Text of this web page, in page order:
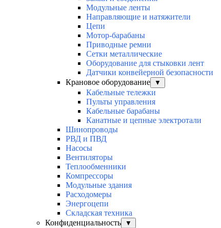
Модульные ленты
Направляющие и натяжители
Цепи
Мотор-барабаны
Приводные ремни
Сетки металлические
Оборудование для стыковки лент
Датчики конвейерной безопасности
Крановое оборудование
▼
Кабельные тележки
Пульты управления
Кабельные барабаны
Канатные и цепные электротали
Шинопроводы
РВД и ПВД
Насосы
Вентиляторы
Теплообменники
Компрессоры
Модульные здания
Расходомеры
Энергоцепи
Складская техника
Конфиденциальность
▼